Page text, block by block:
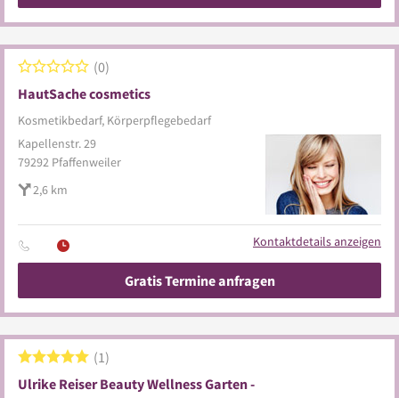
HautSache cosmetics
Kosmetikbedarf, Körperpflegebedarf
0
Kapellenstr. 29
79292 Pfaffenweiler
2,6 km
Kontaktdetails anzeigen
Gratis Termine anfragen
Ulrike Reiser Beauty Wellness Garten -
1